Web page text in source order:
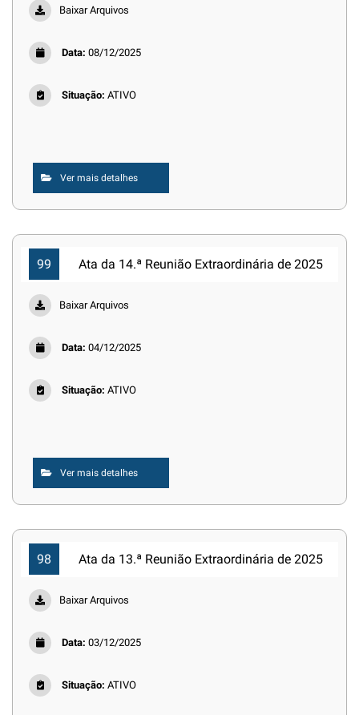
Baixar Arquivos
Data: 08/12/2025
Situação: ATIVO
Ver mais detalhes
99 Ata da 14.ª Reunião Extraordinária de 2025
Baixar Arquivos
Data: 04/12/2025
Situação: ATIVO
Ver mais detalhes
98 Ata da 13.ª Reunião Extraordinária de 2025
Baixar Arquivos
Data: 03/12/2025
Situação: ATIVO